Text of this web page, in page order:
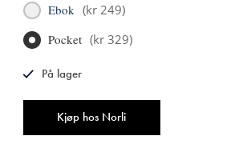
Ebok (kr 249)
Pocket (kr 329)
Kjøp hos Norli
På lager